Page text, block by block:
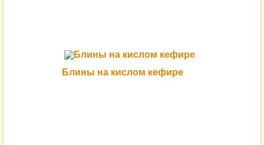
Блины на кислом кефире